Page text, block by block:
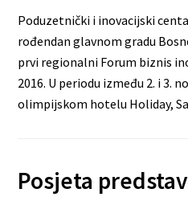
Poduzetnički i inovacijski
rođendan glavnom gradu
prvi regionalni Forum biznis
2016. U periodu između 2. i 3.
olimpijskom hotelu Holiday,
Posjeta